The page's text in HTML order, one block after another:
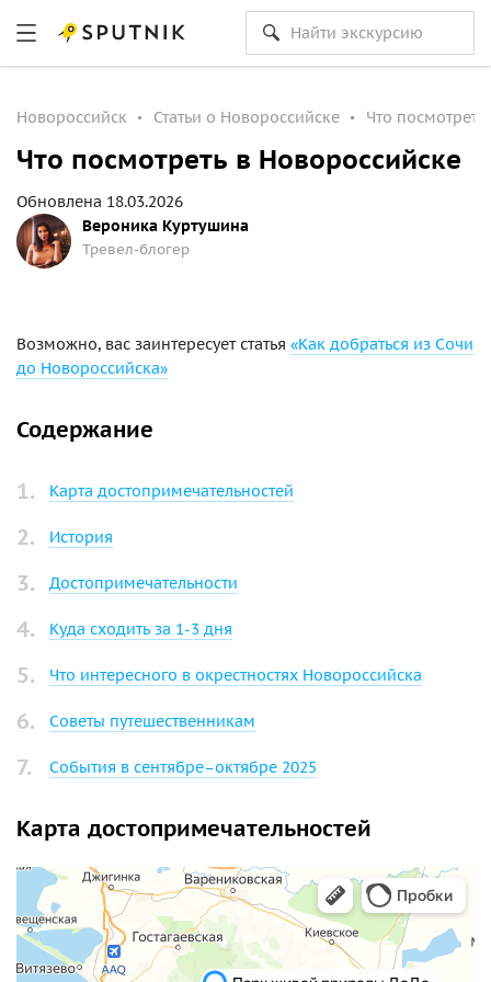
Новороссийск Статьи о Новороссийске Что
Что посмотреть в Новороссийске
Вероника Куртушина
Тревел-блогер
Обновлена 18.03.2026
Возможно, вас заинтересует статья «Как добраться из Сочи
до Новороссийска»
Содержание
Карта достопримечательностей
История
Достопримечательности
Куда сходить за 1-3 дня
Что интересного в окрестностях Новороссийска
Советы путешественникам
События в сентябре–октябре 2025
Карта достопримечательностей